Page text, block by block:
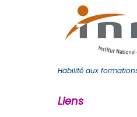
Habilité aux
Liens